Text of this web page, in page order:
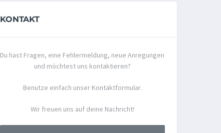
KONTAKT
Du hast Fragen, eine Fehlermeldung, neue Anregungen
und möchtest uns kontaktieren?
Benutze einfach unser Kontaktformular.
Wir freuen uns auf deine Nachricht!